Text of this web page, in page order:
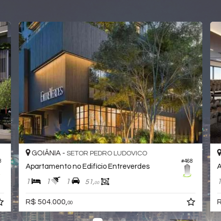
#557
GOIÂNIA -JARDIM AMÉRICA
Apartamento no Edifício Volt C-220
1 1 1 40,00
R$ 438.000,00